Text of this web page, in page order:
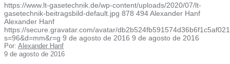
https://www.lt-gasetechnik.de/wp-content/uploads/2020/07/lt-
gasetechnik-beitragsbild-default.jpg 878 494Alexander Hanf
Alexander Hanf
https://secure.gravatar.com/avatar/
s=96&d=mm&r=g 9 de agosto de 2016 9 de agosto de 2016
Por: Alexander Hanf
9 de agosto de 2016